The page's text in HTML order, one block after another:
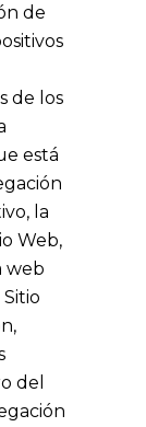
de
de los
está
la
Web,
web
del